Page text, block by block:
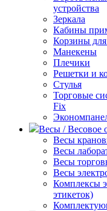
устройства
Зеркала
Кабины
Корзины
Манекены
Плечики
Решетки и
Стулья
Торговые
Fix
Весы / Весовое
Весы
Весы
Весы
Весы
Комплексы
этикеток)